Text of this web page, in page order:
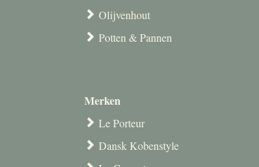
Olijvenhout
Potten & Pannen
Merken
Le Porteur
Dansk Kobenstyle